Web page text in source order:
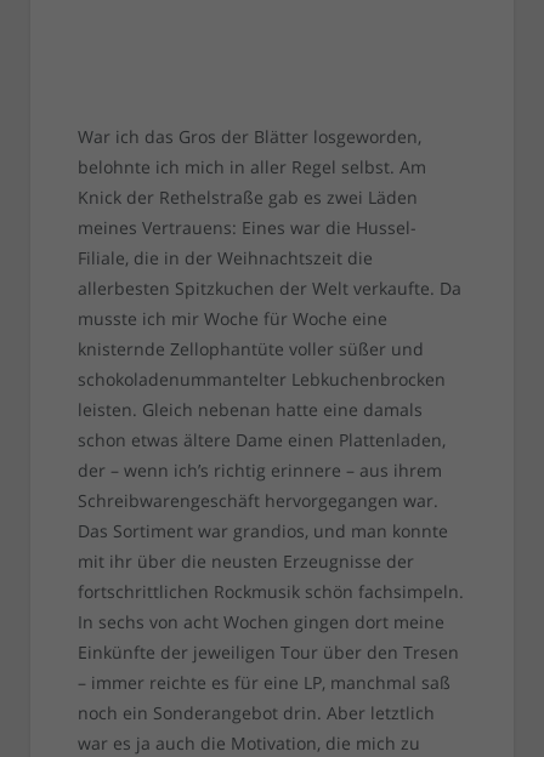
War ich das Gros der Blätter losgeworden,
belohnte ich mich in aller Regel selbst. Am
Knick der Rethelstraße gab es zwei Läden
meines Vertrauens: Eines war die Hussel-
Filiale, die in der Weihnachtszeit die
allerbesten Spitzkuchen der Welt verkaufte. Da
musste ich mir Woche für Woche eine
knisternde Zellophantüte voller süßer und
schokoladenummantelter Lebkuchenbrocken
leisten. Gleich nebenan hatte eine damals
schon etwas ältere Dame einen Plattenladen,
der – wenn ich’s richtig erinnere – aus ihrem
Schreibwarengeschäft hervorgegangen war.
Das Sortiment war grandios, und man konnte
mit ihr über die neusten Erzeugnisse der
fortschrittlichen Rockmusik schön fachsimpeln.
In sechs von acht Wochen gingen dort meine
Einkünfte der jeweiligen Tour über den Tresen
– immer reichte es für eine LP, manchmal saß
noch ein Sonderangebot drin. Aber letztlich
war es ja auch die Motivation, die mich zu